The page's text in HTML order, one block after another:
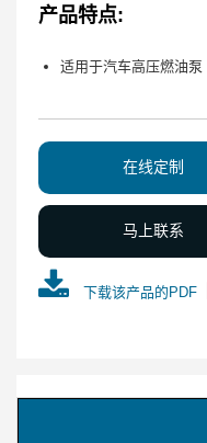
产品特点:
适用于汽车高压燃油泵
在线定制
马上联系
下载该产品的PDF